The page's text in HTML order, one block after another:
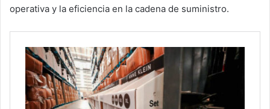
operativa y la eficiencia en la cadena de suministro.